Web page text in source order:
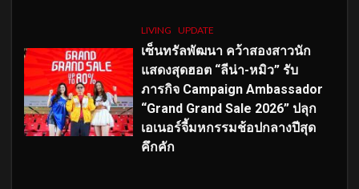
LIVING UPDATE
เซ็นทรัลพัฒนา คว้าสองสาวนัก
แสดงสุดฮอต “ลีน่า-หมิว” รับ
ภารกิจ Campaign Ambassador
“Grand Grand Sale 2026” ปลุก
เอเนอร์จี้มหกรรมช้อปกลางปีสุด
คึกคัก